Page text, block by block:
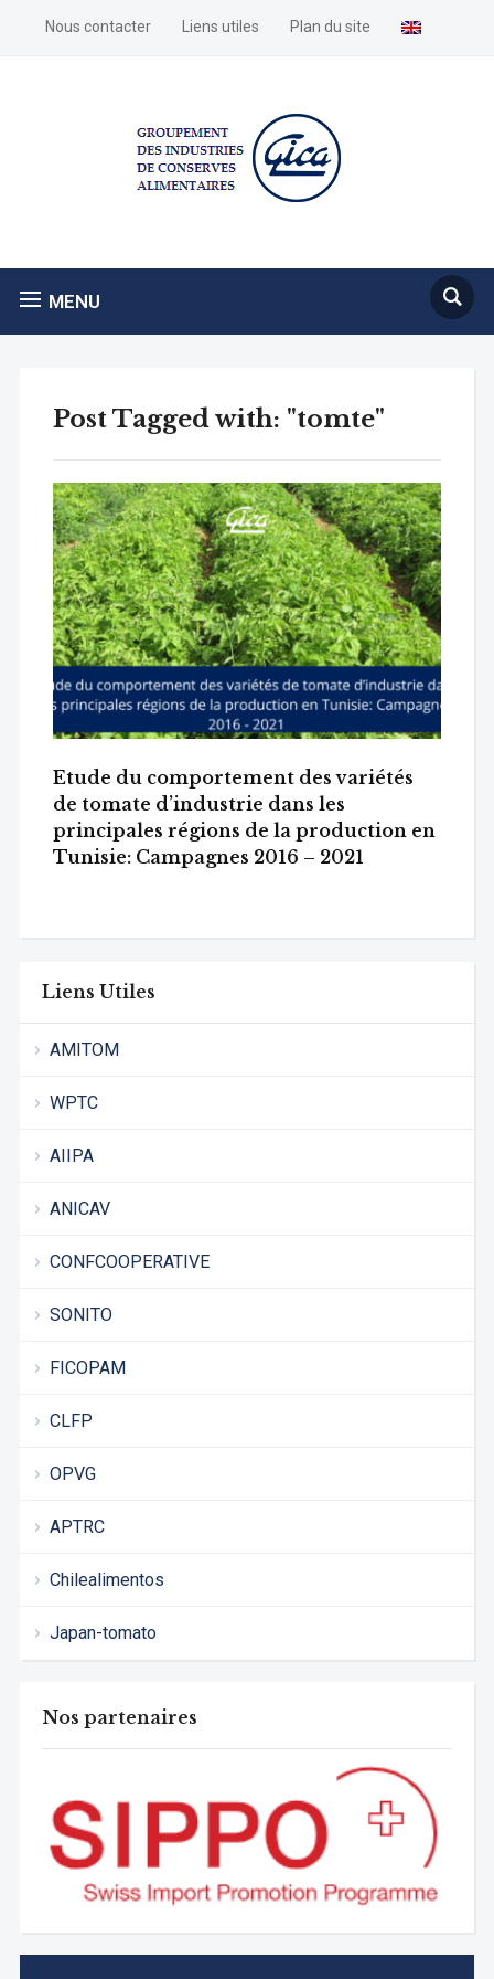
Nous contacter Liens utiles Plan du site
MENU
Liens Utiles
AMITOM
WPTC
AIIPA
ANICAV
CONFCOOPERATIVE
SONITO
FICOPAM
CLFP
OPVG
APTRC
Chilealimentos
Japan-tomato
Nos partenaires
Post Tagged with: "tomte"
Etude du comportement des variétés
de tomate d’industrie dans les
principales régions de la production en
Tunisie: Campagnes 2016 – 2021